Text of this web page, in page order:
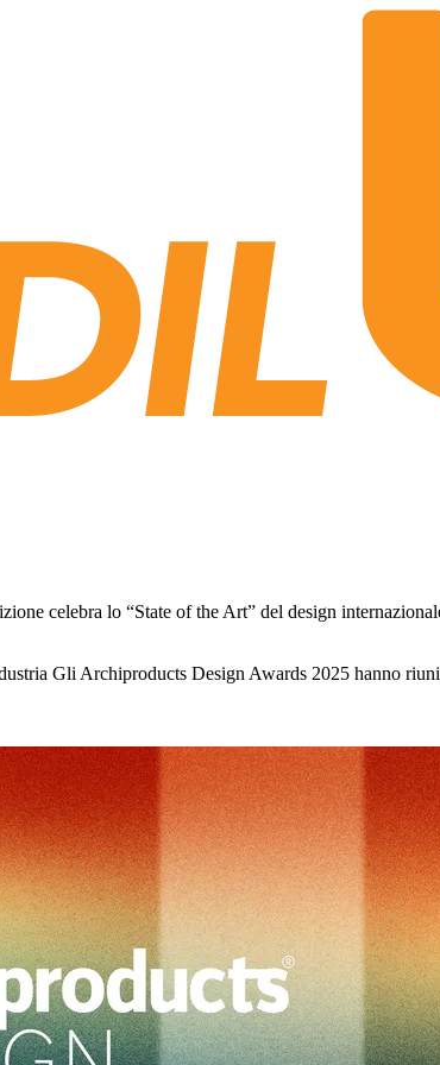
celebra lo “State of the Art” del design
Gli Archiproducts Design Awards 2025 hanno